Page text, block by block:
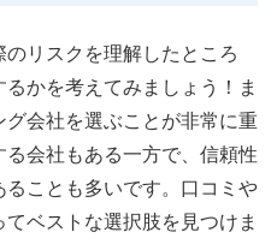
リスクを理解したところ
かを考えてみましょう！ま
会社を選ぶことが非常に重
会社もある一方で、信頼性
ことも多いです。口コミや
ベストな選択肢を見つけま